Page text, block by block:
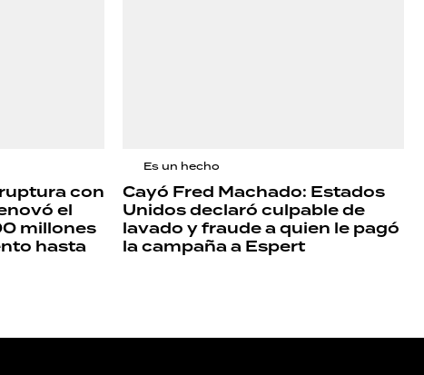
con
el
millones
hasta
Es un hecho
Cayó Fred Machado: Estados
Unidos declaró culpable de
lavado y fraude a quien le pagó
la campaña a Espert